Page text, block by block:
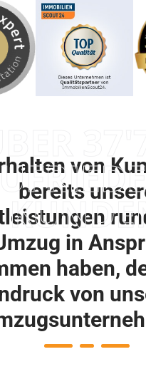
von
bereits
in
haben,
von